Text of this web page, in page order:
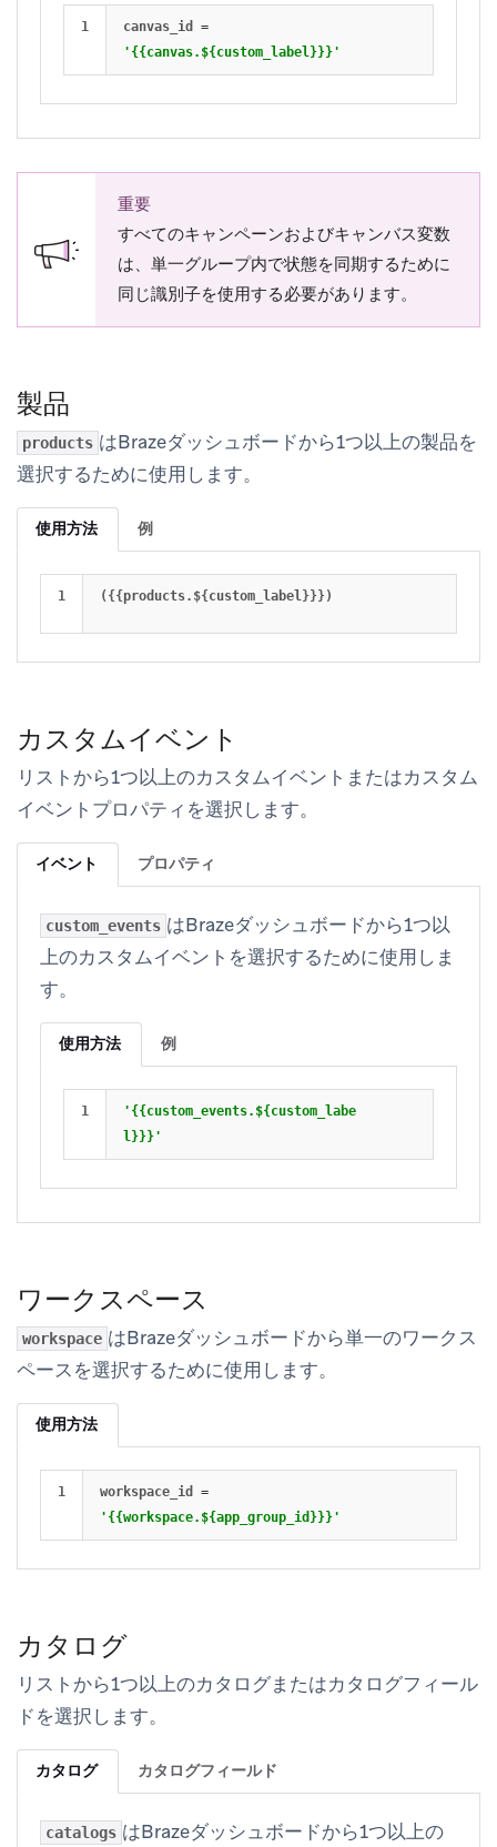
canvas_id
=
'{{canvas.${custom_label}}}'
重要
すべてのキャンペーンおよびキャンバス変数
は、単一グループ内で状態を同期するために
同じ識別子を使用する必要があります。
製品
products はBrazeダッシュボードから1つ以上の製品を
選択するために使用します。
使用方法 例
({{ products. ${ custom_label}}})
カスタムイベント
リストから1つ以上のカスタムイベントまたはカスタム
イベントプロパティを選択します。
イベント プロパティ
custom_events はBrazeダッシュボードから1つ以
上のカスタムイベントを選択するために使用しま
す。
使用方法 例
'{{custom_events.${custom_labe
l}}}'
ワークスペース
workspace はBrazeダッシュボードから単一のワークス
ペースを選択するために使用します。
使用方法
workspace_id
=
'{{workspace.${app_group_id}}}'
カタログ
リストから1つ以上のカタログまたはカタログフィール
ドを選択します。
カタログ カタログフィールド
catalogs はBrazeダッシュボードから1つ以上の